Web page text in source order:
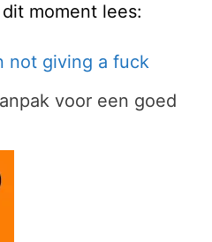
moment lees:
not giving a fuck
voor een goed